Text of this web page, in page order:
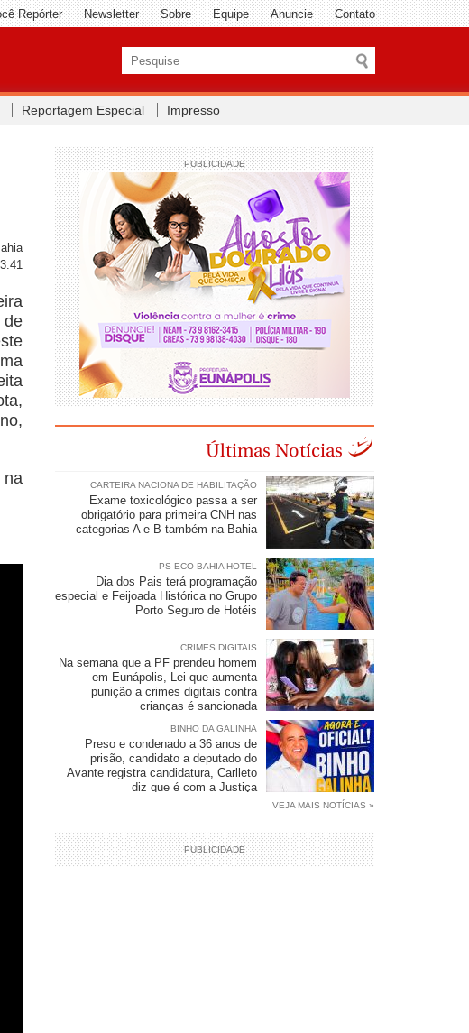
Repórter Newsletter Sobre Equipe Anuncie Contato
Reportagem Especial Impresso
PUBLICIDADE
Últimas Notícias
CARTEIRA NACIONA DE HABILITAÇÃO
Exame toxicológico passa a ser
obrigatório para primeira CNH nas
categorias A e B também na Bahia
PS ECO BAHIA HOTEL
Dia dos Pais terá programação
especial e Feijoada Histórica no Grupo
Porto Seguro de Hotéis
CRIMES DIGITAIS
Na semana que a PF prendeu homem
em Eunápolis, Lei que aumenta
punição a crimes digitais contra
crianças é sancionada
BINHO DA GALINHA
Preso e condenado a 36 anos de
prisão, candidato a deputado do
Avante registra candidatura, Carlleto
diz que é com a Justiça
VEJA MAIS NOTÍCIAS »
PUBLICIDADE